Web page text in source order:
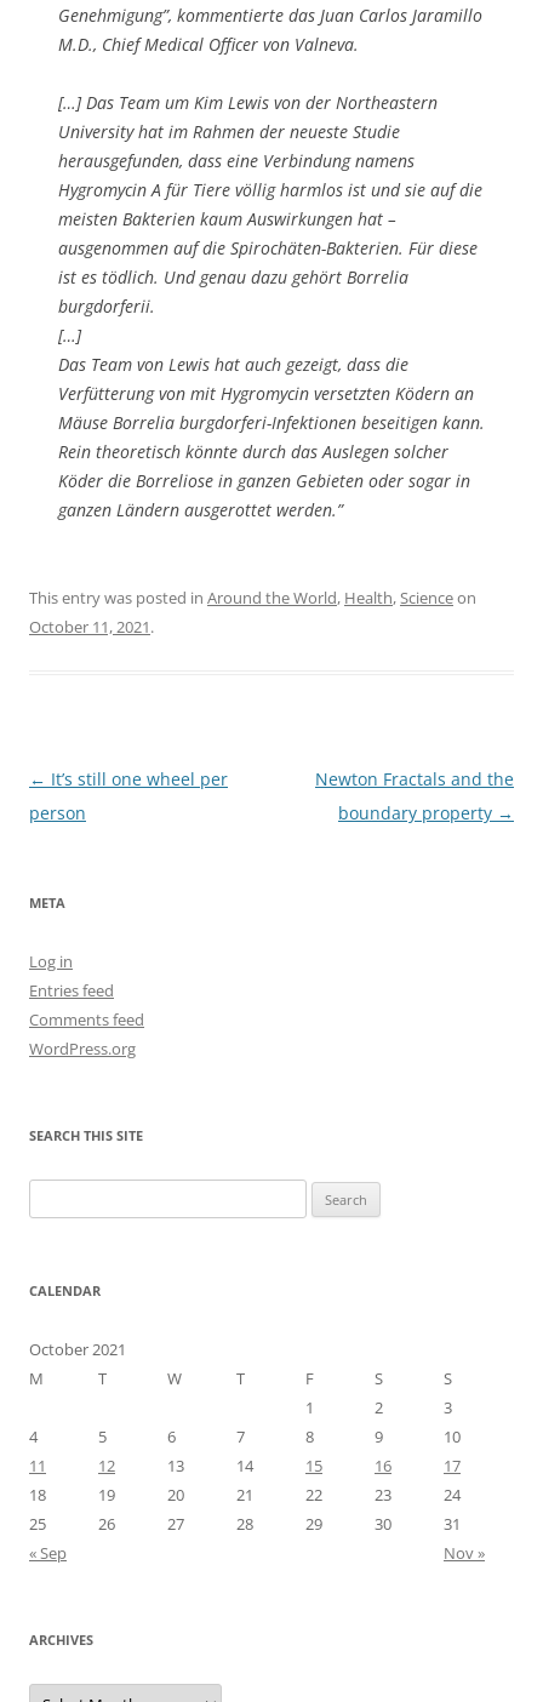
Genehmigung”, kommentierte das Juan Carlos Jaramillo
M.D., Chief Medical Officer von Valneva.
[…] Das Team um Kim Lewis von der Northeastern
University hat im Rahmen der neueste Studie
herausgefunden, dass eine Verbindung namens
Hygromycin A für Tiere völlig harmlos ist und sie auf die
meisten Bakterien kaum Auswirkungen hat –
ausgenommen auf die Spirochäten-Bakterien. Für diese
ist es tödlich. Und genau dazu gehört Borrelia
burgdorferii.
[…]
Das Team von Lewis hat auch gezeigt, dass die
Verfütterung von mit Hygromycin versetzten Ködern an
Mäuse Borrelia burgdorferi-Infektionen beseitigen kann.
Rein theoretisch könnte durch das Auslegen solcher
Köder die Borreliose in ganzen Gebieten oder sogar in
ganzen Ländern ausgerottet werden.”
This entry was posted in Around the World, Health,Scienceon
October 11, 2021.
Post
navigation
← It’s still one wheel per
person
Newton Fractals and the
boundary property →
META
Log in
Entries feed
Comments feed
WordPress.org
SEARCH THIS SITE
for:
CALENDAR
October 2021
M
T W T F S
S
1
2
3
4
5 6 7 8 9
10
11
12 13 14 15 16
17
18
19 20 21 22 23
24
25
26 27 28 29 30
31
« Sep
Nov »
ARCHIVES
Archives